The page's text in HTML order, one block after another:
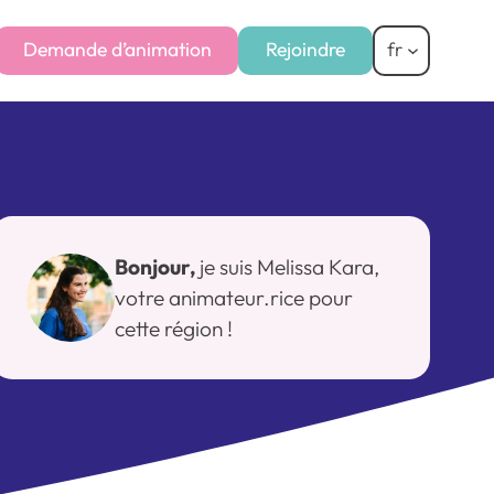
Demande d’animation Rejoindre fr
Bonjour, je suis Melissa Kara,
votre animateur.rice pour
cette région !